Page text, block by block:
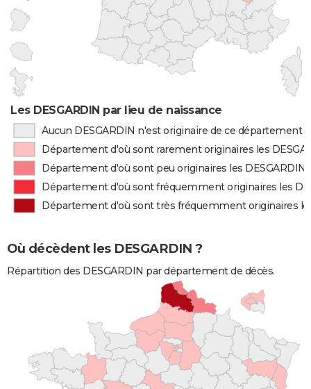
Les DESGARDIN par lieu de naissance
Aucun DESGARDIN n'est originaire de ce département
Département d'où sont rarement originaires les
Département d'où sont peu originaires les DESGARDIN
Département d'où sont fréquemment originaires les
Département d'où sont très fréquemment originaires
Où décèdent les DESGARDIN ?
Répartition des DESGARDIN par département de décès.